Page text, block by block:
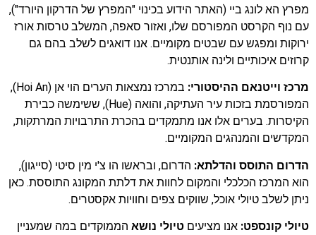
מפרץ הא לונג ביי (האתר הידוע בכינוי "המפרץ של הדרקון היורד"),
עם נוף הקרסט המפורסם שלו, ואזור סאפה, המשלב טרסות אורז
ירוקות ומפגש עם שבטים מקומיים. אנו דואגים לשלב בהם גם
קרוזים איכותיים ולינה אותנטית.
מרכז וייטנאם ההיסטורי:
במרכז נמצאות הערים הוי אן (Hoi An),
המפורסמת בזכות עיר העתיקה, והואה (Hue), ששימשה כבירת
הקיסרות. בערים אלו אנו מתמקדים בהכרת התרבויות המרתקות,
המקדשים והמנהגים המקומיים.
הדרום התוסס והדלתא: הדרום, ובראשו הו צ'י מין סיטי (סייגון),
הוא המרכז הכלכלי והמקום לחוות את דלתת המקונג התוססת. כאן
ניתן לשלב טיולי אוכל, שווקים צפים וחוויות אקסטרים.
טיולי קונספט: אנו מציעים טיולי נושא הממוקדים במה שמעניין